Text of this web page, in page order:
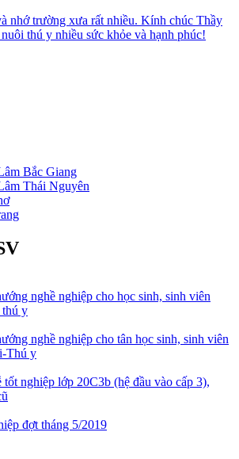
nhớ trường xưa rất nhiều. Kính chúc Thầy
thú y nhiều sức khỏe và hạnh phúc!
Bắc Giang
Thái Nguyên
nghề nghiệp cho học sinh, sinh viên
thú y
nghề nghiệp cho tân học sinh, sinh viên
Thú y
nghiệp lớp 20C3b (hệ đầu vào cấp 3),
đợt tháng 5/2019